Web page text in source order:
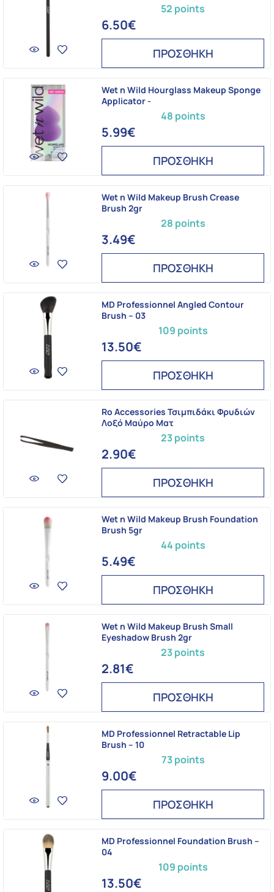
52 points
6.50€
ΠΡΟΣΘΗΚΗ
48 points
Wet n Wild Hourglass Makeup Sponge
Applicator -
5.99€
ΠΡΟΣΘΗΚΗ
28 points
Wet n Wild Makeup Brush Crease
Brush 2gr
3.49€
ΠΡΟΣΘΗΚΗ
109 points
MD Professionnel Angled Contour
Brush – 03
13.50€
ΠΡΟΣΘΗΚΗ
23 points
Ro Accessories Τσιμπιδάκι Φρυδιών
Λοξό Μαύρο Ματ
2.90€
ΠΡΟΣΘΗΚΗ
44 points
Wet n Wild Makeup Brush Foundation
Brush 5gr
5.49€
ΠΡΟΣΘΗΚΗ
23 points
Wet n Wild Makeup Brush Small
Eyeshadow Brush 2gr
2.81€
ΠΡΟΣΘΗΚΗ
73 points
MD Professionnel Retractable Lip
Brush – 10
9.00€
ΠΡΟΣΘΗΚΗ
109 points
MD Professionnel Foundation Brush –
04
13.50€